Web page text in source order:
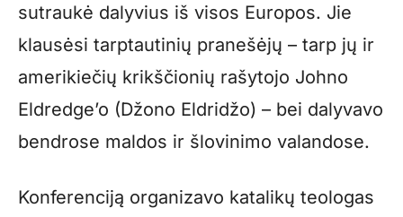
sutraukė dalyvius iš visos Europos. Jie
klausėsi tarptautinių pranešėjų – tarp jų ir
amerikiečių krikščionių rašytojo Johno
Eldredge’o (Džono Eldridžo) – bei dalyvavo
bendrose maldos ir šlovinimo valandose.
Konferenciją organizavo katalikų teologas